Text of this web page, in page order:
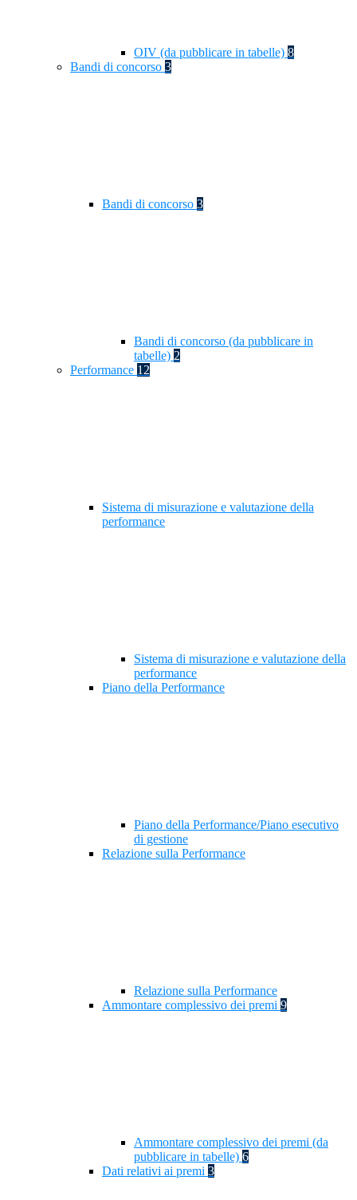
OIV (da pubblicare in tabelle) 8
Bandi di concorso 3
Bandi di concorso 3
Bandi di concorso (da pubblicare in
tabelle) 2
Performance 12
Sistema di misurazione e valutazione della
performance
Sistema di misurazione e valutazione della
performance
Piano della Performance
Piano della Performance/Piano esecutivo
di gestione
Relazione sulla Performance
Relazione sulla Performance
Ammontare complessivo dei premi 9
Ammontare complessivo dei premi (da
pubblicare in tabelle) 6
Dati relativi ai premi 3